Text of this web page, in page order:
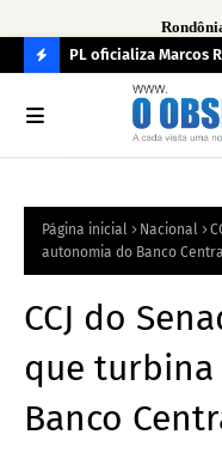
O
R
PL oficializa Marcos
com cinco partidos
Página inicial Nacional
autonomia do Banco
CCJ do
que
Banco